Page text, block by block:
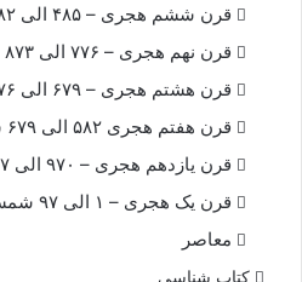
قرن ششم هجری – ۴۸۵ الی ۵۸۲ شمسی
قرن نهم هجری – ۷۷۶ الی ۸۷۳ شمسی
قرن هشتم هجری – ۶۷۹ الی ۷۷۶ شمسی
قرن هفتم هجری ۵۸۲ الی ۶۷۹ شمسی
قرن یازدهم هجری – ۹۷۰ الی ۱۰۶۷ شمسی
قرن یک هجری – ۱ الی ۹۷ شمسی –
معاصر
کتاب شناسی